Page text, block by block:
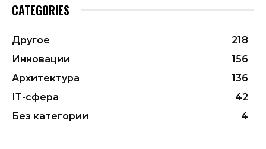
CATEGORIES
Другое
218
Инновации
156
Архитектура
136
ІТ-сфера
42
Без категории
4